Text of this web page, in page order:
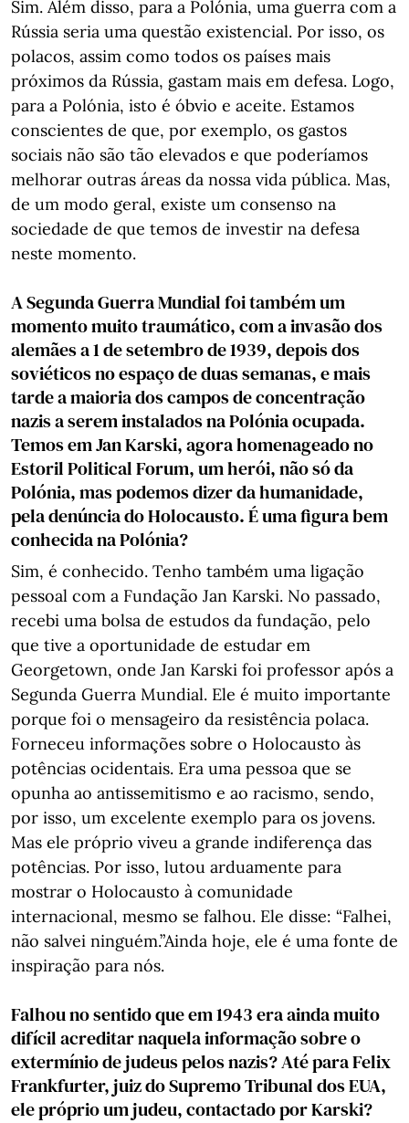
Sim. Além disso, para a Polónia, uma guerra com a
Rússia seria uma questão existencial. Por isso, os
polacos, assim como todos os países mais
próximos da Rússia, gastam mais em defesa. Logo,
para a Polónia, isto é óbvio e aceite. Estamos
conscientes de que, por exemplo, os gastos
sociais não são tão elevados e que poderíamos
melhorar outras áreas da nossa vida pública. Mas,
de um modo geral, existe um consenso na
sociedade de que temos de investir na defesa
neste momento.
A Segunda Guerra Mundial foi também um
momento muito traumático, com a invasão dos
alemães a 1 de setembro de 1939, depois dos
soviéticos no espaço de duas semanas, e mais
tarde a maioria dos campos de concentração
nazis a serem instalados na Polónia ocupada.
Temos em Jan Karski, agora homenageado no
Estoril Political Forum, um herói, não só da
Polónia, mas podemos dizer da humanidade,
pela denúncia do Holocausto. É uma figura bem
conhecida na Polónia?
Sim, é conhecido. Tenho também uma ligação
pessoal com a Fundação Jan Karski. No passado,
recebi uma bolsa de estudos da fundação, pelo
que tive a oportunidade de estudar em
Georgetown, onde Jan Karski foi professor após a
Segunda Guerra Mundial. Ele é muito importante
porque foi o mensageiro da resistência polaca.
Forneceu informações sobre o Holocausto às
potências ocidentais. Era uma pessoa que se
opunha ao antissemitismo e ao racismo, sendo,
por isso, um excelente exemplo para os jovens.
Mas ele próprio viveu a grande indiferença das
potências. Por isso, lutou arduamente para
mostrar o Holocausto à comunidade
internacional, mesmo se falhou. Ele disse: “Falhei,
não salvei ninguém.”Ainda hoje, ele é uma fonte de
inspiração para nós.
Falhou no sentido que em 1943 era ainda muito
difícil acreditar naquela informação sobre o
extermínio de judeus pelos nazis? Até para Felix
Frankfurter, juiz do Supremo Tribunal dos EUA,
ele próprio um judeu, contactado por Karski?